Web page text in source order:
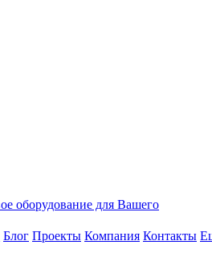
Блог Проекты Компания Контакты